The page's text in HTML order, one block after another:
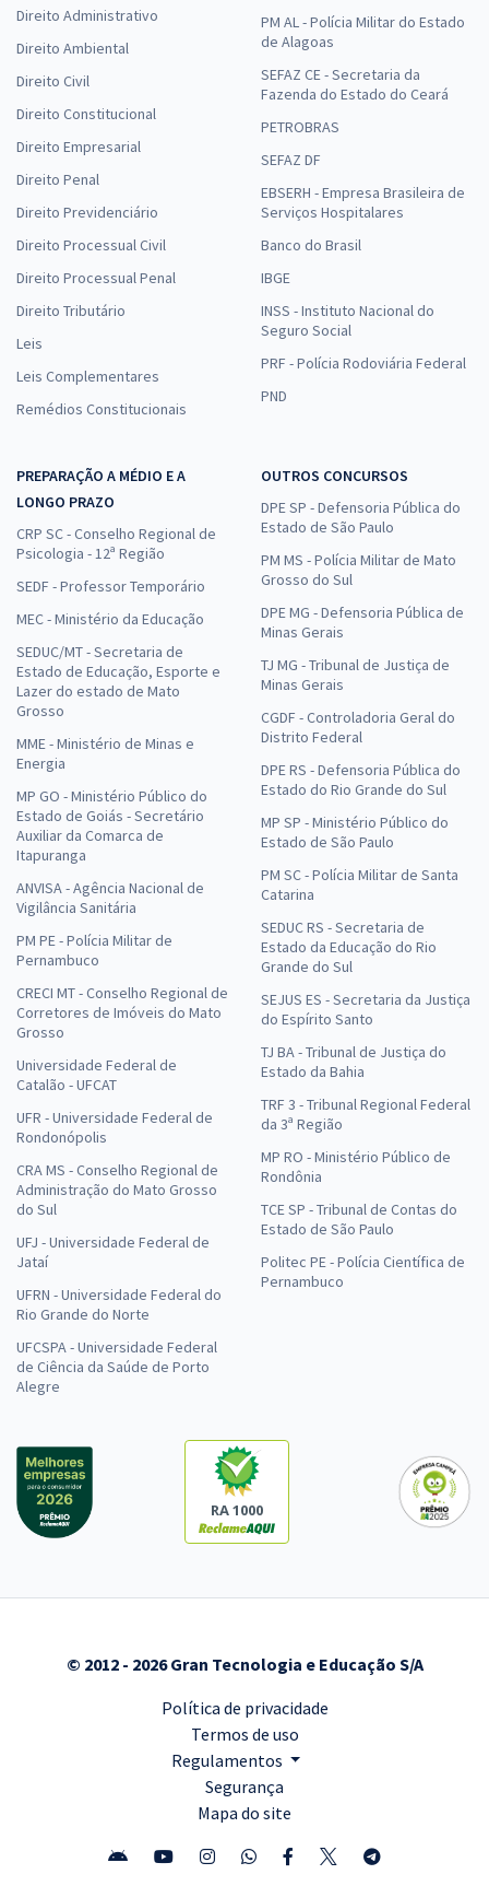
Direito Administrativo
Direito Ambiental
Direito Civil
Direito Constitucional
Direito Empresarial
Direito Penal
Direito Previdenciário
Direito Processual Civil
Direito Processual Penal
Direito Tributário
Leis
Leis Complementares
Remédios Constitucionais
PM AL - Polícia Militar do Estado
de Alagoas
SEFAZ CE - Secretaria da
Fazenda do Estado do Ceará
PETROBRAS
SEFAZ DF
EBSERH - Empresa Brasileira de
Serviços Hospitalares
Banco do Brasil
IBGE
INSS - Instituto Nacional do
Seguro Social
PRF - Polícia Rodoviária Federal
PND
PREPARAÇÃO A MÉDIO E A
LONGO PRAZO
CRP SC - Conselho Regional de
Psicologia - 12ª Região
SEDF - Professor Temporário
MEC - Ministério da Educação
SEDUC/MT - Secretaria de
Estado de Educação, Esporte e
Lazer do estado de Mato
Grosso
MME - Ministério de Minas e
Energia
MP GO - Ministério Público do
Estado de Goiás - Secretário
Auxiliar da Comarca de
Itapuranga
ANVISA - Agência Nacional de
Vigilância Sanitária
PM PE - Polícia Militar de
Pernambuco
CRECI MT - Conselho Regional de
Corretores de Imóveis do Mato
Grosso
Universidade Federal de
Catalão - UFCAT
UFR - Universidade Federal de
Rondonópolis
CRA MS - Conselho Regional de
Administração do Mato Grosso
do Sul
UFJ - Universidade Federal de
Jataí
UFRN - Universidade Federal do
Rio Grande do Norte
UFCSPA - Universidade Federal
de Ciência da Saúde de Porto
Alegre
OUTROS CONCURSOS
DPE SP - Defensoria Pública do
Estado de São Paulo
PM MS - Polícia Militar de Mato
Grosso do Sul
DPE MG - Defensoria Pública de
Minas Gerais
TJ MG - Tribunal de Justiça de
Minas Gerais
CGDF - Controladoria Geral do
Distrito Federal
DPE RS - Defensoria Pública do
Estado do Rio Grande do Sul
MP SP - Ministério Público do
Estado de São Paulo
PM SC - Polícia Militar de Santa
Catarina
SEDUC RS - Secretaria de
Estado da Educação do Rio
Grande do Sul
SEJUS ES - Secretaria da Justiça
do Espírito Santo
TJ BA - Tribunal de Justiça do
Estado da Bahia
TRF 3 - Tribunal Regional Federal
da 3ª Região
MP RO - Ministério Público de
Rondônia
TCE SP - Tribunal de Contas do
Estado de São Paulo
Politec PE - Polícia Científica de
Pernambuco
RA 1000
© 2012 - 2026 Gran Tecnologia e Educação S/A
Política de privacidade
Termos de uso
Regulamentos
Segurança
Mapa do site